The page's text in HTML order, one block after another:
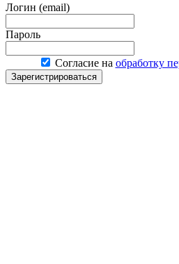
Логин (email)
Пароль
Согласие на обработку
Зарегистрироваться